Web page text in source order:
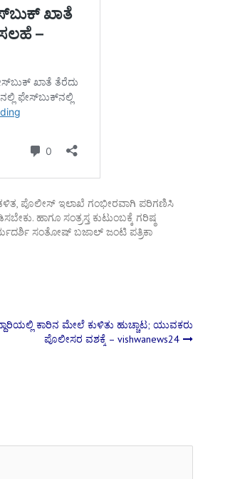
ಪೊಲೀಸ್ ಇಲಾಖೆ ಗಂಭೀರವಾಗಿ ಪರಿಗಣಿಸಿ
ಹಾಗೂ ಸಂತ್ರಸ್ತ ಕುಟುಂಬಕ್ಕೆ ಗರಿಷ್ಠ
ಸಂತೋಷ್ ಬಜಾಲ್ ಜಂಟಿ ಪತ್ರಿಕಾ
ಕಾರಿನ ಮೇಲೆ ಕುಳಿತು ಹುಚ್ಚಾಟ; ಯುವಕರು
ಪೊಲೀಸರ ವಶಕ್ಕೆ – vishwanews24